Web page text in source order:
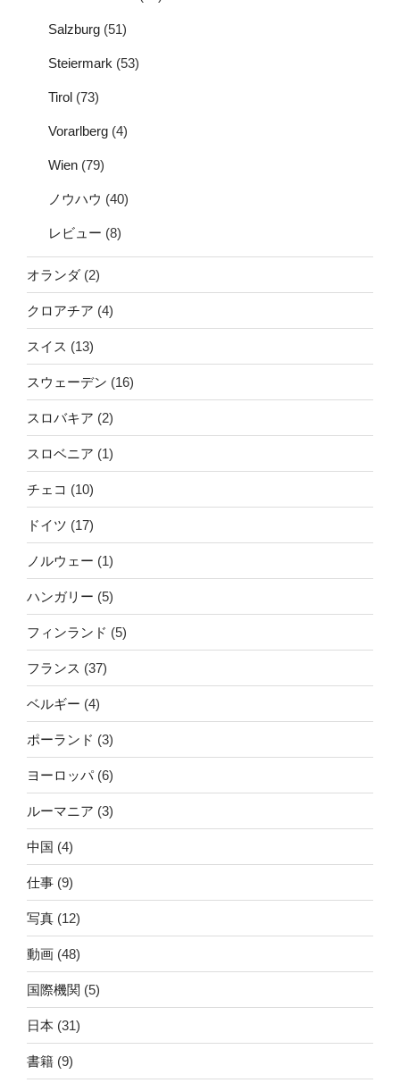
Salzburg (51)
Steiermark (53)
Tirol (73)
Vorarlberg (4)
Wien (79)
ノウハウ (40)
レビュー (8)
オランダ (2)
クロアチア (4)
スイス (13)
スウェーデン (16)
スロバキア (2)
スロベニア (1)
チェコ (10)
ドイツ (17)
ノルウェー (1)
ハンガリー (5)
フィンランド (5)
フランス (37)
ベルギー (4)
ポーランド (3)
ヨーロッパ(6)
ルーマニア (3)
中国 (4)
仕事 (9)
写真 (12)
動画 (48)
国際機関 (5)
日本 (31)
書籍 (9)